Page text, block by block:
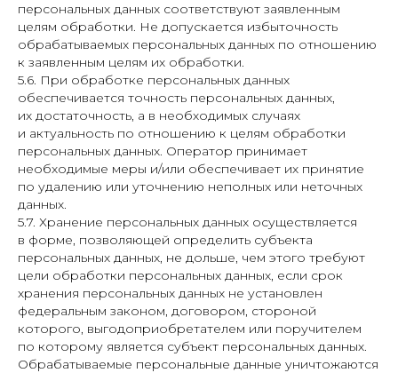
персональных данных соответствуют заявленным
целям обработки. Не допускается избыточность
обрабатываемых персональных данных по отношению
к заявленным целям их обработки.
5.6. При обработке персональных данных
обеспечивается точность персональных данных,
их достаточность, а в необходимых случаях
и актуальность по отношению к целям обработки
персональных данных. Оператор принимает
необходимые меры и/или обеспечивает их принятие
по удалению или уточнению неполных или неточных
данных.
5.7. Хранение персональных данных осуществляется
в форме, позволяющей определить субъекта
персональных данных, не дольше, чем этого требуют
цели обработки персональных данных, если срок
хранения персональных данных не установлен
федеральным законом, договором, стороной
которого, выгодоприобретателем или поручителем
по которому является субъект персональных данных.
Обрабатываемые персональные данные уничтожаются